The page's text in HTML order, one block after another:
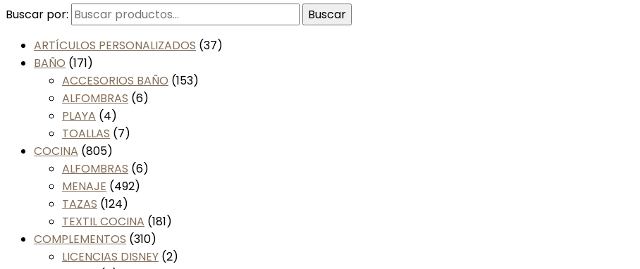
Buscar por:
Buscar
ARTÍCULOS PERSONALIZADOS (37)
BAÑO (171)
ACCESORIOS BAÑO (153)
ALFOMBRAS (6)
PLAYA (4)
TOALLAS (7)
COCINA (805)
ALFOMBRAS (6)
MENAJE (492)
TAZAS (124)
TEXTIL COCINA (181)
COMPLEMENTOS (310)
LICENCIAS DISNEY (2)